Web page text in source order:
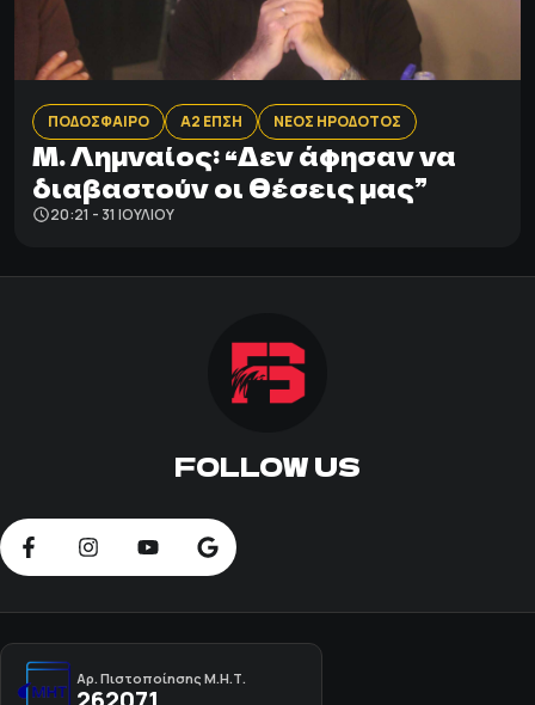
ΠΟΔΟΣΦΑΙΡΟ Α2 ΕΠΣΗ ΝΕΟΣ ΗΡΟΔΟΤΟΣ
Μ. Λημναίος: “Δεν άφησαν να
διαβαστούν οι θέσεις μας”
20:21 - 31 ΙΟΥΛΊΟΥ
FOLLOW US
Αρ. Πιστοποίησης Μ.Η.Τ.